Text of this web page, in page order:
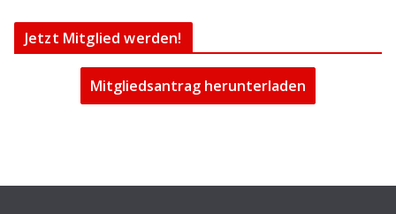
Jetzt Mitglied werden!
Mitgliedsantrag herunterladen